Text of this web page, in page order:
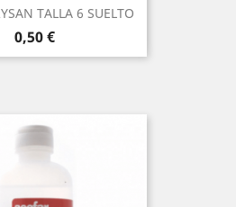
TALLA 6 SUELTO
Precio
0,50 €